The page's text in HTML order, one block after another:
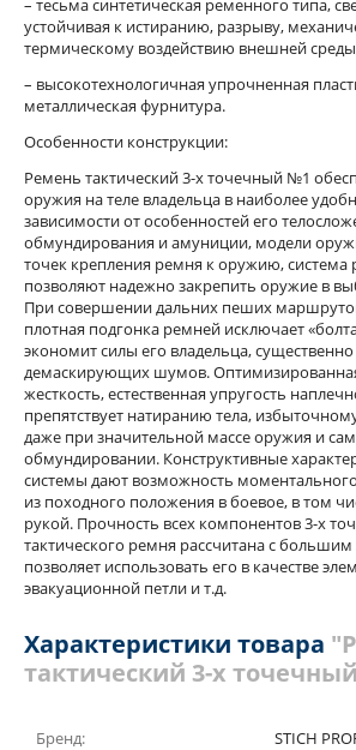
– тесьма синтетическая ременного типа,
устойчивая к истиранию, разрыву,
термическому воздействию внешней
– высокотехнологичная упрочненная
металлическая фурнитура.
Особенности конструкции:
Ремень тактический 3-х точечный №1
оружия на теле владельца в наиболее
зависимости от особенностей его
обмундирования и амуниции, модели
точек крепления ремня к оружию, система
позволяют надежно закрепить оружие в
При совершении дальних пеших
плотная подгонка ремней исключает
экономит силы его владельца,
демаскирующих шумов.
жесткость, естественная упругость
препятствует натиранию тела,
даже при значительной массе оружия и
обмундировании. Конструктивные
системы дают возможность
из походного положения в боевое, в том
рукой. Прочность всех компонентов 3-х
тактического ремня рассчитана с большим
позволяет использовать его в качестве
эвакуационной петли и т.д.
Характеристики товара
тактический 3-х
Бренд:
STICH